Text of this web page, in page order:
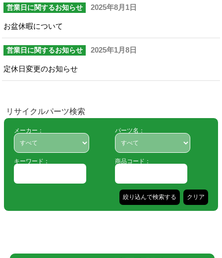
営業日に関するお知らせ 2025年8月1日
お盆休暇について
営業日に関するお知らせ 2025年1月8日
定休日変更のお知らせ
リサイクルパーツ検索
メーカー： パーツ名：
キーワード： 商品コード：